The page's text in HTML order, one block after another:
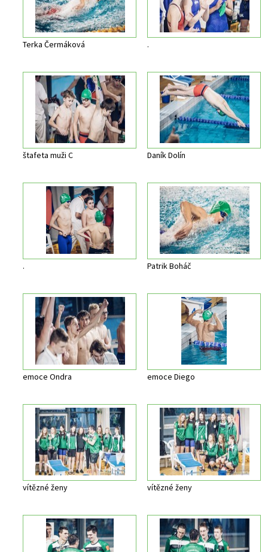
Terka Čermáková .
štafeta muži C Daník Dolín
. Patrik Boháč
emoce Ondra emoce Diego
vítězné ženy vítězné ženy